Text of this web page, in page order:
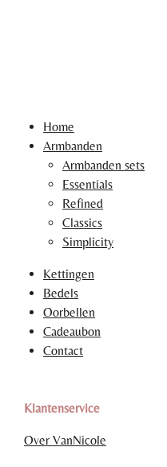
Home
Armbanden
Armbanden sets
Essentials
Refined
Classics
Simplicity
Kettingen
Bedels
Oorbellen
Cadeaubon
Contact
Klantenservice
Over VanNicole